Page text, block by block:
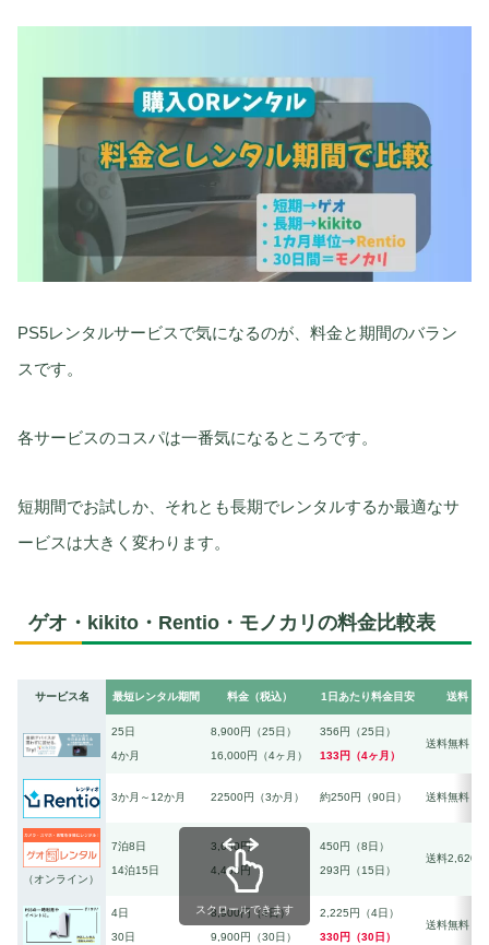
PS5レンタルサービスで気になるのが、料金と期間のバラン
スです。
各サービスのコスパは一番気になるところです。
短期間でお試しか、それとも長期でレンタルするか最適なサ
ービスは大きく変わります。
ゲオ・kikito・Rentio・モノカリの料金比較表
サービス名 最短レンタル期間 料金（税込） 1日あたり料金目安 送料
25日
4か月
8,900円（25日）
16,000円（4ヶ月）
356円（25日）
133円（4ヶ月）
送料無料
3か月～12か月 22500円（3か月） 約250円（90日） 送料無料
（オンライン）
7泊8日
14泊15日
3,600円
4,400円
450円（8日）
293円（15日）
送料2,620円
4日
30日
8,900円（4日）
9,900円（30日）
2,225円（4日）
330円（30日）
送料無料
スクロールできます